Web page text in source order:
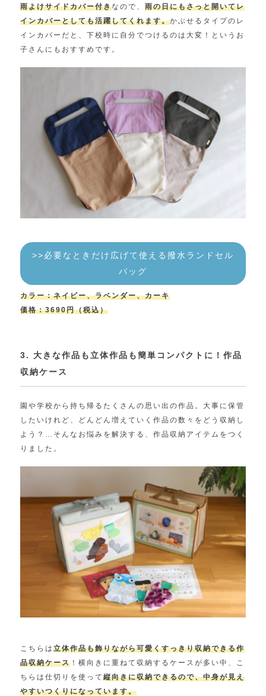
雨よけサイドカバー付きなので、 雨の日にもさっと開いてレ
インカバーとしても活躍してくれます。かぶせるタイプのレ
インカバーだと、下校時に自分でつけるのは大変！というお
子さんにもおすすめです。
>>必要なときだけ広げて使える撥水ランドセル
バッグ
カラー：ネイビー、ラベンダー、カーキ
価格：3690円（税込）
3. 大きな作品も立体作品も簡単コンパクトに！作品
収納ケース
園や学校から持ち帰るたくさんの思い出の作品。大事に保管
したいけれど、どんどん増えていく作品の数々をどう収納し
よう？…そんなお悩みを解決する、作品収納アイテムをつく
りました。
こちらは 立体作品も飾りながら可愛くすっきり収納できる作
品収納ケース！横向きに重ねて収納するケースが多い中、こ
ちらは仕切りを使って 縦向きに収納できるので、中身が見え
やすいつくりになっています。